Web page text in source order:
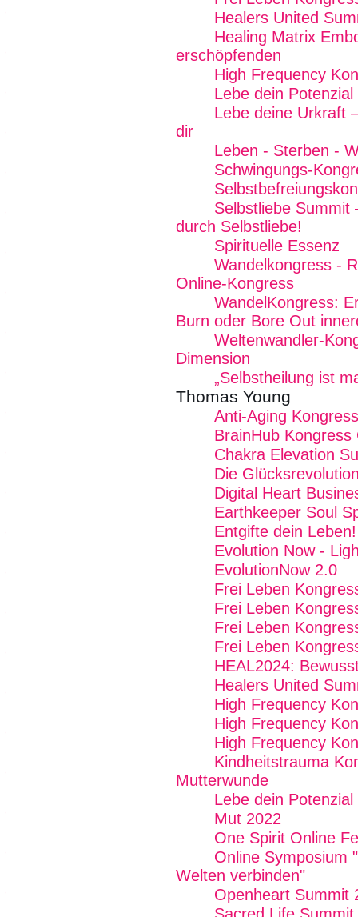
Healers United
Healing Matrix
erschöpfenden
High Frequency
Lebe dein Potenzial
Lebe deine Urkraft
dir
Leben - Sterben -
Schwingungs-
Selbstliebe Summit
durch Selbstliebe!
Spirituelle Essenz
Wandelkongress -
Online-Kongress
WandelKongress:
Burn oder Bore Out
Weltenwandler-
Dimension
„Selbstheilung ist
Thomas Young
Anti-Aging
BrainHub Kongress
Chakra Elevation
Die
Digital Heart
Earthkeeper Soul
Entgifte dein Leben!
Evolution Now -
EvolutionNow 2.0
Frei Leben
Frei Leben
Frei Leben
Frei Leben
HEAL2024:
Healers United
High Frequency
High Frequency
High Frequency
Kindheitstrauma
Mutterwunde
Lebe dein Potenzial
Mut 2022
One Spirit Online
Online Symposium
Welten verbinden"
Openheart Summit